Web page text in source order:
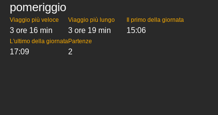
pomeriggio
Viaggio più veloce
3 ore 16 min
Viaggio più lungo
3 ore 19 min
Il primo della giornata
15:06
L'ultimo della giornata
17:09
Partenze
2